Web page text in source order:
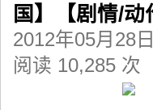
教你如何应对恐怖袭击
国】【剧情/动
2012年05月28日
阅读 10,285 次